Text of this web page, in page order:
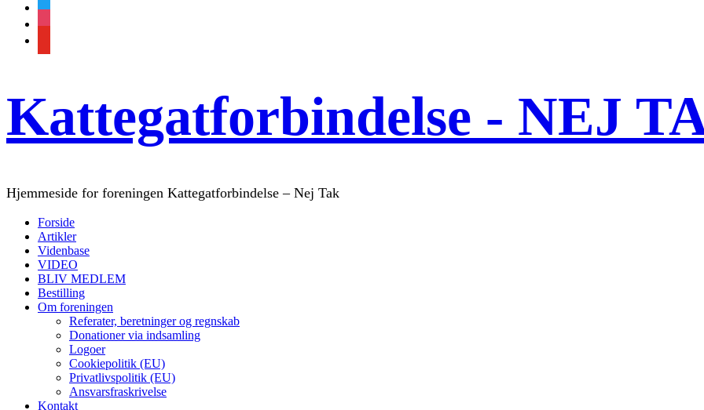
Kattegatforbindelse - NEJ
Hjemmeside for foreningen Kattegatforbindelse – Nej Tak
Forside
Artikler
Videnbase
VIDEO
BLIV MEDLEM
Bestilling
Om foreningen
Referater, beretninger og regnskab
Donationer via indsamling
Logoer
Cookiepolitik (EU)
Privatlivspolitik (EU)
Ansvarsfraskrivelse
Kontakt